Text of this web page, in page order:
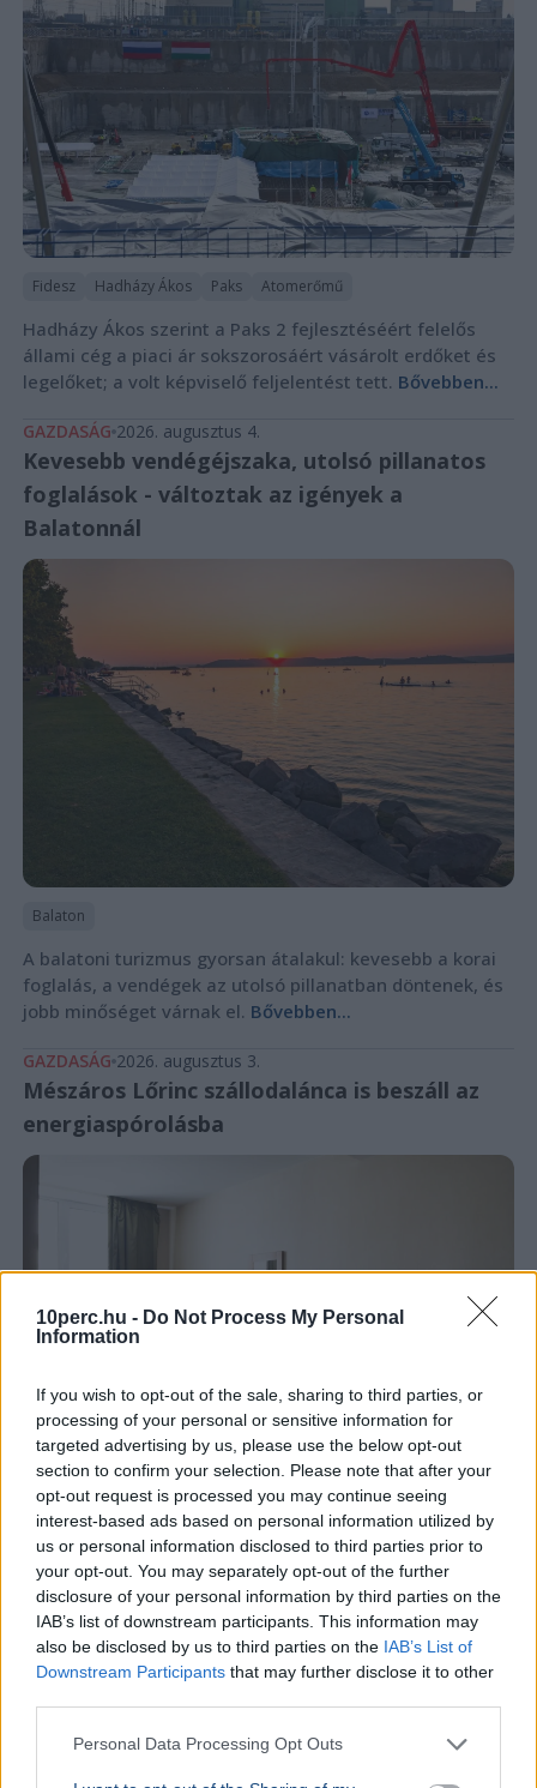
10perc.hu - Do Not Process My Personal
Information
If you wish to opt-out of the sale, sharing to third parties, or
processing of your personal or sensitive information for
targeted advertising by us, please use the below opt-out
section to confirm your selection. Please note that after your
opt-out request is processed you may continue seeing
interest-based ads based on personal information utilized by
us or personal information disclosed to third parties prior to
your opt-out. You may separately opt-out of the further
disclosure of your personal information by third parties on the
IAB’s list of downstream participants. This information may
also be disclosed by us to third parties on the IAB’s List of
Downstream Participants that may further disclose it to other
Personal Data Processing Opt Outs
Fidesz Hadházy Ákos Paks Atomerőmű
Hadházy Ákos szerint a Paks 2 fejlesztéséért felelős
állami cég a piaci ár sokszorosáért vásárolt erdőket és
legelőket; a volt képviselő feljelentést tett. Bővebben...
GAZDASÁG 2026. augusztus 4.
Kevesebb vendégéjszaka, utolsó pillanatos
foglalások - változtak az igények a
Balatonnál
Balaton
A balatoni turizmus gyorsan átalakul: kevesebb a korai
foglalás, a vendégek az utolsó pillanatban döntenek, és
jobb minőséget várnak el. Bővebben...
GAZDASÁG 2026. augusztus 3.
Mészáros Lőrinc szállodalánca is beszáll az
energiaspórolásba
Magyarország Miniszterelnök Magyar Péter
Mészáros Lőrinc
Gazdaság
A Hunguest Hotels átmenetileg leállítja a szaunák és
gőzkabinok működését szállodáiban, hogy
tehermentesítse a magyar energiahálózatot.
Bővebben...
Minimálbér